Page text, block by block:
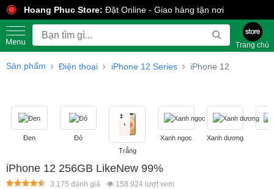
Hoang Phuc Store: Đặt Online - Giao hàng tận nơi
Trang chủ
Sản phẩm Điện thoại iPhone 12 Series iPhone 12
Đen
Đỏ
Trắng
Xanh ngọc Xanh dương
iPhone 12 256GB LikeNew 99%
3.175 đánh giá 158.924lượt xem